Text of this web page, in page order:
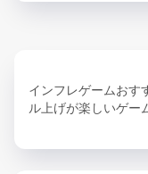
インフレゲームおす
ル上げが楽しいゲー